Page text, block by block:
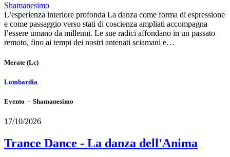
Shamanesimo
L’esperienza interiore profonda La danza come forma di espressione
e come passaggio verso stati di coscienza ampliati accompagna
l’essere umano da millenni. Le sue radici affondano in un passato
remoto, fino ai tempi dei nostri antenati sciamani e…
Merate (Lc)
Lombardia
Evento - Shamanesimo
17/10/2026
Trance Dance - La danza dell'Anima